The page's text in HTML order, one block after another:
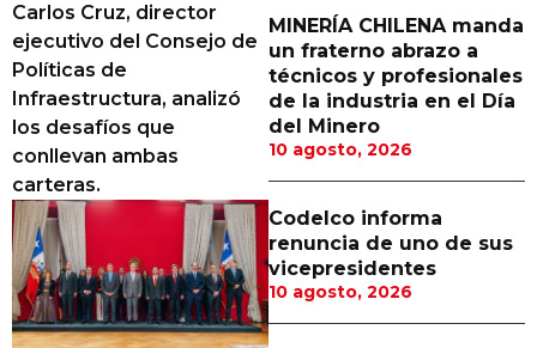
Canal Digital
Columnas de Opinión
Designaciones
Calendario de Eventos
Revistas Digital
Siguenos
Carlos Cruz, director
ejecutivo del Consejo de
Políticas de
Infraestructura, analizó
los desafíos que
conllevan ambas
carteras.
MINERÍA CHILENA manda
un fraterno abrazo a
técnicos y profesionales
de la industria en el Día
del Minero
10 agosto, 2026
Codelco informa
renuncia de uno de sus
vicepresidentes
10 agosto, 2026